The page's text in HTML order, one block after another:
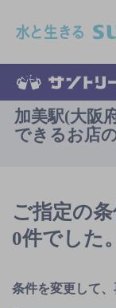
加美駅(大阪
できるお店
ご指定の
0件でした。
条件を変更して、